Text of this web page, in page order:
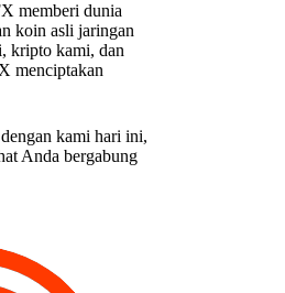
memberi dunia
koin asli jaringan
kripto kami, dan
menciptakan
kami hari ini,
Anda bergabung